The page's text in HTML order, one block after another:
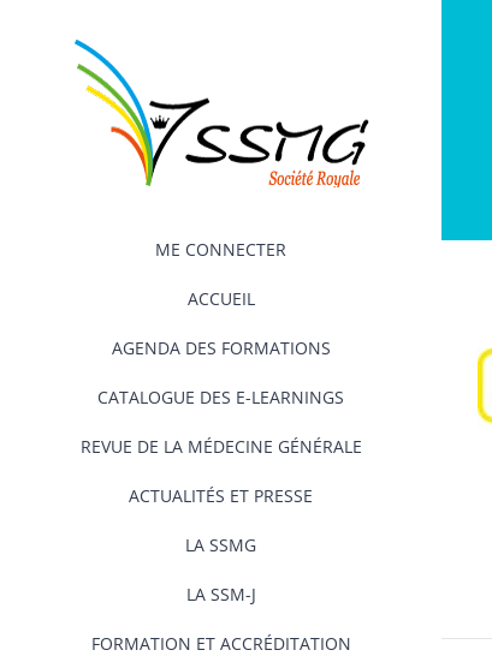
ME CONNECTER
ACCUEIL
AGENDA DES FORMATIONS
CATALOGUE DES E-LEARNINGS
REVUE DE LA MÉDECINE GÉNÉRALE
ACTUALITÉS ET PRESSE
LA SSMG
LA SSM-J
FORMATION ET ACCRÉDITATION